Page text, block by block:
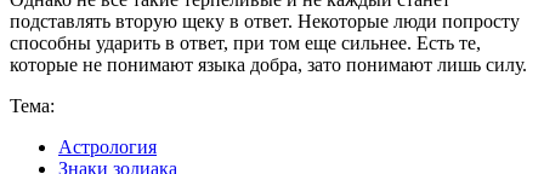
подставлять вторую щеку в ответ. Некоторые люди попросту
способны ударить в ответ, при том еще сильнее. Есть те,
которые не понимают языка добра, зато понимают лишь силу.
Тема:
Астрология
Знаки зодиака